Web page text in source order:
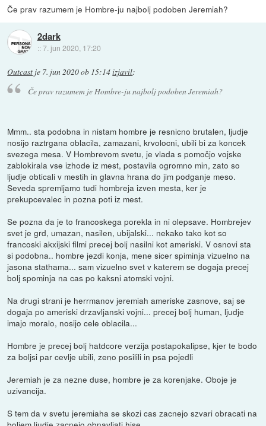
Če prav razumem je Hombre-ju najbolj podoben Jeremiah?
2dark
::7. jun 2020, 17:20
Outcast je 7. jun 2020 ob 15:14izjavil:
Če prav razumem je Hombre-ju najbolj podoben Jeremiah?
Mmm.. sta podobna in nistam hombre je resnicno brutalen, ljudje
nosijo raztrgana oblacila, zamazani, krvolocni, ubili bi za koncek
svezega mesa. V Hombrevom svetu, je vlada s pomočjo vojske
zablokirala vse izhode iz mest, postavila ogromno min, zato so
ljudje obticali v mestih in glavna hrana do jim podganje meso.
Seveda spremljamo tudi hombreja izven mesta, ker je
prekupcevalec in pozna poti iz mest.
Se pozna da je to francoskega porekla in ni olepsave. Hombrejev
svet je grd, umazan, nasilen, ubijalski... nekako tako kot so
francoski akxijski filmi precej bolj nasilni kot ameriski. V osnovi sta
si podobna.. hombre jezdi konja, mene sicer spiminja vizuelno na
jasona stathama... sam vizuelno svet v katerem se dogaja precej
bolj spominja na cas po kaksni atomski vojni.
Na drugi strani je herrmanov jeremiah ameriske zasnove, saj se
dogaja po ameriski drzavljanski vojni... precej bolj human, ljudje
imajo moralo, nosijo cele oblacila...
Hombre je precej bolj hatdcore verzija postapokalipse, kjer te bodo
za boljsi par cevlje ubili, zeno posilili in psa pojedli
Jeremiah je za nezne duse, hombre je za korenjake. Oboje je
uzivancija.
S tem da v svetu jeremiaha se skozi cas zacnejo szvari obracati na